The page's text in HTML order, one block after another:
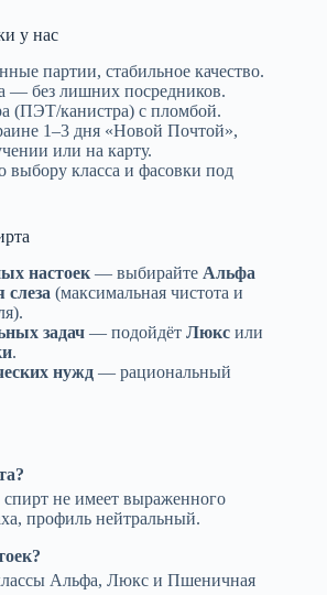
у нас
партии, стабильное качество.
— без лишних посредников.
(ПЭТ/канистра) с пломбой.
1–3 дня «Новой Почтой»,
или на карту.
выбору класса и фасовки под
настоек — выбирайте Альфа
(максимальная чистота и
задач — подойдёт Люкс или
.
нужд — рациональный
не имеет выраженного
профиль нейтральный.
Альфа, Люкс и Пшеничная